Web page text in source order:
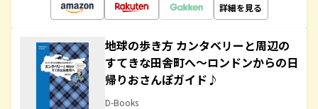
詳細を見る
地球の歩き方 カンタベリーと周辺の
すてきな田舎町へ～ロンドンからの日
帰りおさんぽガイド♪
D-Books